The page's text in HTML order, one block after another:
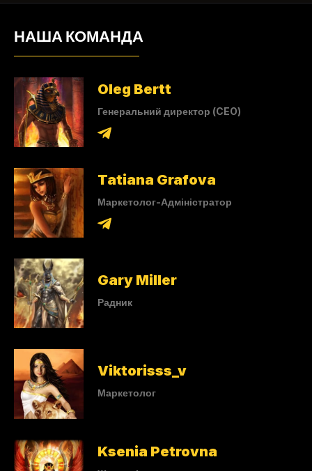
НАША КОМАНДА
Oleg Bertt
Генеральний директор (CEO)
Tatiana Grafova
Маркетолог-Адміністратор
Gary Miller
Радник
Viktorisss_v
Маркетолог
Ksenia Petrovna